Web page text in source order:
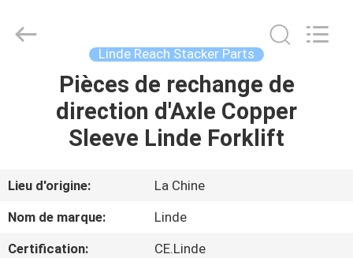
MAISON
PRODUITS
AU
SUJET
DE
Linde Reach Stacker Parts
Pièces de rechange de
direction d'Axle Copper
Sleeve Linde Forklift
Lieu d'origine:
La Chine
Nom de marque:
Linde
Certification:
CE.Linde